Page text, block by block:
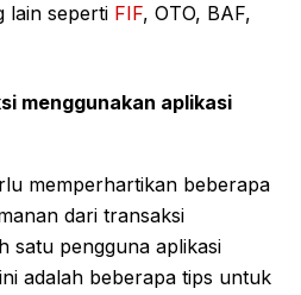
lain seperti FIF, OTO, BAF,
menggunakan aplikasi
memperhartikan beberapa
dari transaksi
satu pengguna aplikasi
adalah beberapa tips untuk